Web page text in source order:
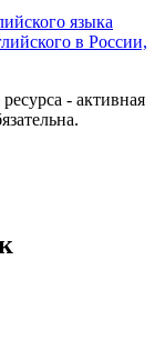
языка
в России,
- активная